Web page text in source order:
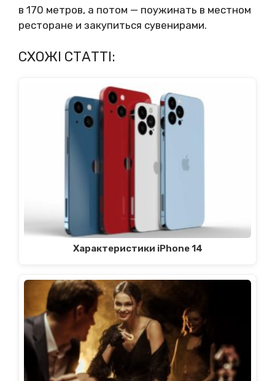
в 170 метров, а потом — поужинать в местном
ресторане и закупиться сувенирами.
СХОЖІ СТАТТІ:
Характеристики iPhone 14